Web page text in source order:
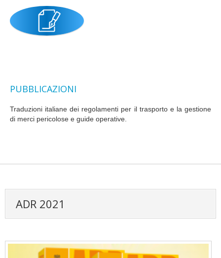
PUBBLICAZIONI
Traduzioni italiane dei regolamenti per il trasporto e la gestione
di merci pericolose e guide operative.
ADR 2021